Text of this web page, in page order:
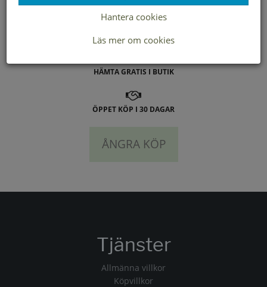
LEVERANS INOM 2-4 DAGAR INOM SVERIGE
HÄMTA GRATIS I BUTIK
ÖPPET KÖP I 30 DAGAR
ÅNGRA KÖP
Hantera cookies
Läs mer om cookies
Tjänster
Allmänna villkor
Köpvillkor